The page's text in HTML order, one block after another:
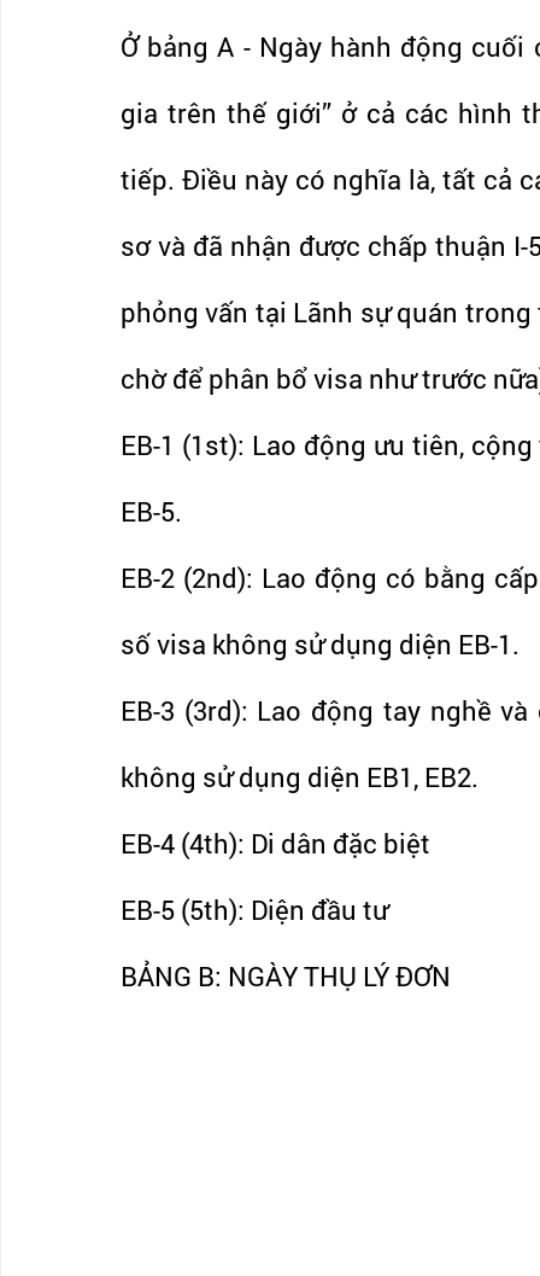
Ở bảng A - Ngày hành động cuối
gia trên thế giới” ở cả các hình
tiếp. Điều này có nghĩa là, tất cả
sơ và đã nhận được chấp thuận
phỏng vấn tại Lãnh sự quán
chờ để phân bổ visa như trước
EB-1 (1st): Lao động ưu tiên,
EB-5.
EB-2 (2nd): Lao động có bằng
số visa không sử dụng diện EB-1.
EB-3 (3rd): Lao động tay nghề
không sử dụng diện EB1, EB2.
EB-4 (4th): Di dân đặc biệt
EB-5 (5th): Diện đầu tư
BẢNG B: NGÀY THỤ LÝ ĐƠN